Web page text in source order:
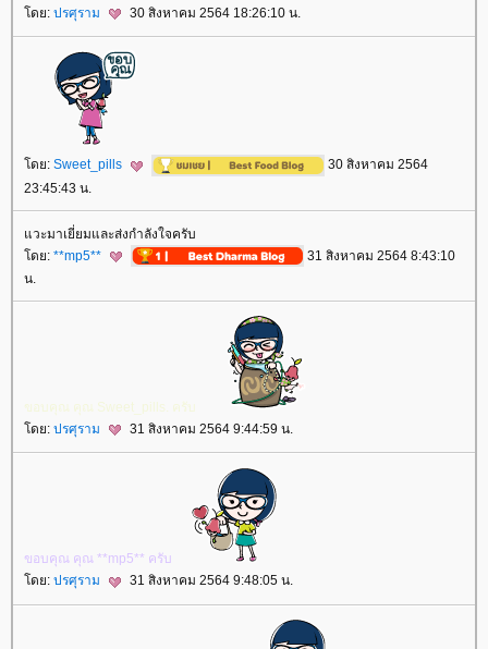
ดย: ปรศุราม 30 สิงหาคม 2564 18:26:10 น.
ดย: Sweet_pills
30 สิงหาคม 2564
23:45:43 น.
วะมาเยี่ยมและส่งกำลังใจครับ
ดย: **mp5**
31 สิงหาคม 2564 8:43:10
น.
ขอบคุณ คุณ Sweet_pills. ครับ
ดย: ปรศุราม 31 สิงหาคม 2564 9:44:59 น.
ขอบคุณ คุณ **mp5** ครับ
ดย: ปรศุราม 31 สิงหาคม 2564 9:48:05 น.